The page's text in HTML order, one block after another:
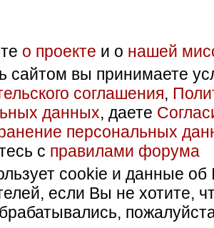
о проекте и о нашей
сайтом вы принимаете
соглашения,
данных, даете
персональных
с правилами форума
cookie и данные об
если Вы не хотите,